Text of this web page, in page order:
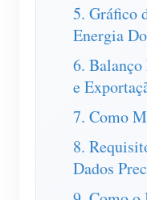
Notícias
Blog
Fórum
App Loja
Explorar site
Ranking FV
5. Gráfico
Energia
6.
e
7. Como
8.
Dados